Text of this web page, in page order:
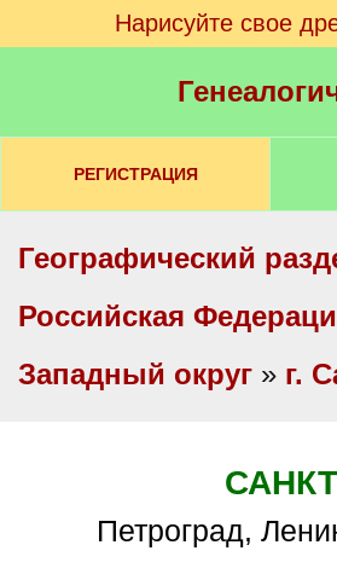
Нарисуйте свое
РЕГИСТРАЦИЯ
Географический
Российская
Западный округ » г.
Петроград,